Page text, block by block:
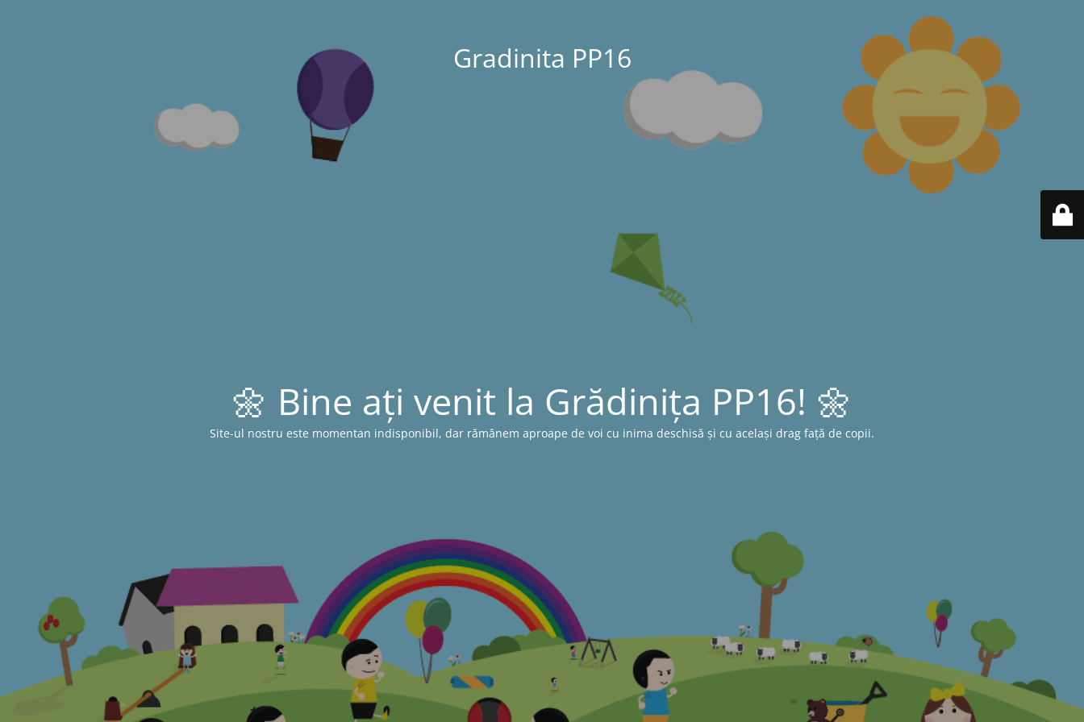
Gradinita PP16
🌼 Bine ați venit la Grădinița PP16! 🌼
Site-ul nostru este momentan indisponibil, dar rămânem aproape de voi cu inima deschisă și cu același drag față de copii.